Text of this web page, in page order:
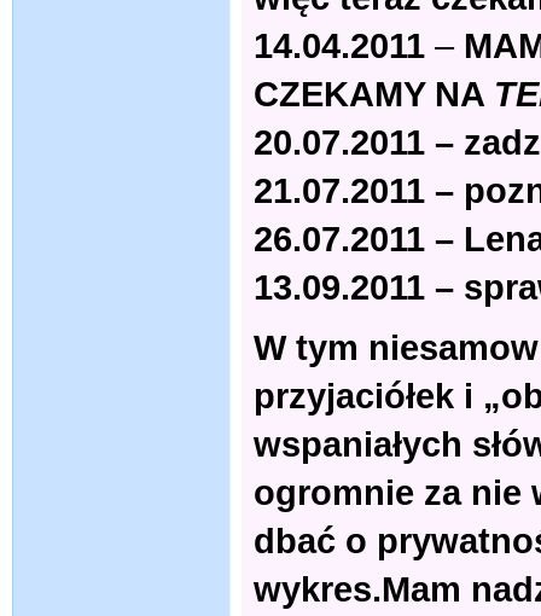
14.04.2011 –
CZEKAMY NA
20.07.2011 –
21.07.2011 –
26.07.2011 –
13.09.2011 –
W tym
przyjaciółek i
wspaniałych
ogromnie za nie
dbać o
wykres.Mam